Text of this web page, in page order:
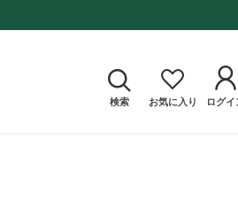
検索 お気に入り ログイ